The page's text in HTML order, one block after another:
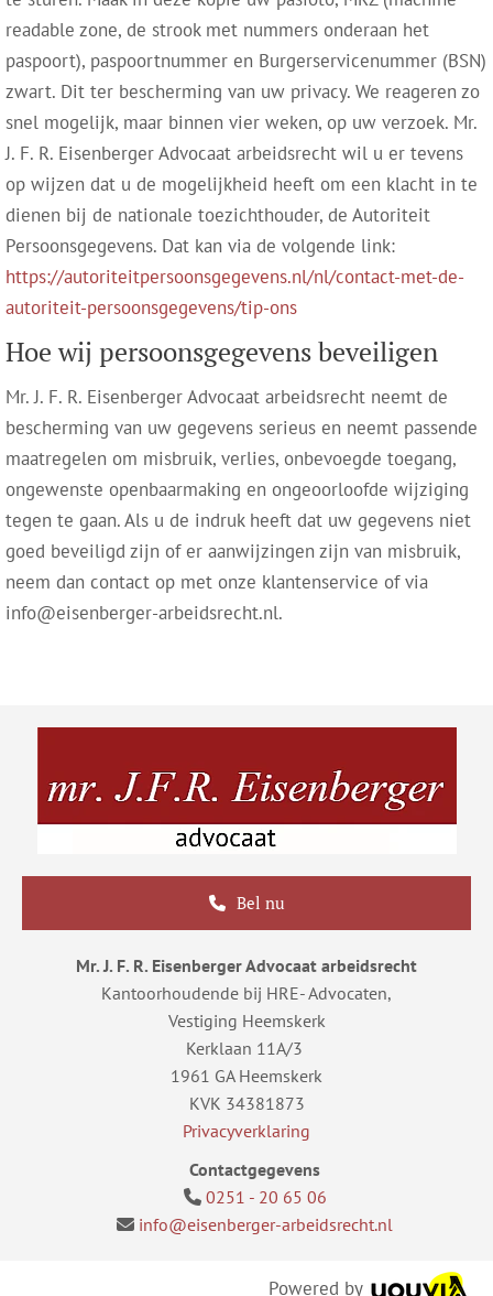
readable zone, de strook met nummers onderaan het
paspoort), paspoortnummer en Burgerservicenummer (BSN)
zwart. Dit ter bescherming van uw privacy. We reageren zo
snel mogelijk, maar binnen vier weken, op uw verzoek. Mr.
J. F. R. Eisenberger Advocaat arbeidsrecht wil u er tevens
op wijzen dat u de mogelijkheid heeft om een klacht in te
dienen bij de nationale toezichthouder, de Autoriteit
Persoonsgegevens. Dat kan via de volgende link:
https://autoriteitpersoonsgegevens.nl/nl/contact-met-de-
autoriteit-persoonsgegevens/tip-ons
Hoe wij persoonsgegevens beveiligen
Mr. J. F. R. Eisenberger Advocaat arbeidsrecht neemt de
bescherming van uw gegevens serieus en neemt passende
maatregelen om misbruik, verlies, onbevoegde toegang,
ongewenste openbaarmaking en ongeoorloofde wijziging
tegen te gaan. Als u de indruk heeft dat uw gegevens niet
goed beveiligd zijn of er aanwijzingen zijn van misbruik,
neem dan contact op met onze klantenservice of via
info@eisenberger-arbeidsrecht.nl.
Bel nu
Mr. J. F. R. Eisenberger Advocaat arbeidsrecht
Kantoorhoudende bij HRE- Advocaten,
Vestiging Heemskerk
Kerklaan 11A/3
1961 GA Heemskerk
KVK 34381873
Privacyverklaring
Contactgegevens
 0251 - 20 65 06
 info@eisenberger-arbeidsrecht.nl
Powered by